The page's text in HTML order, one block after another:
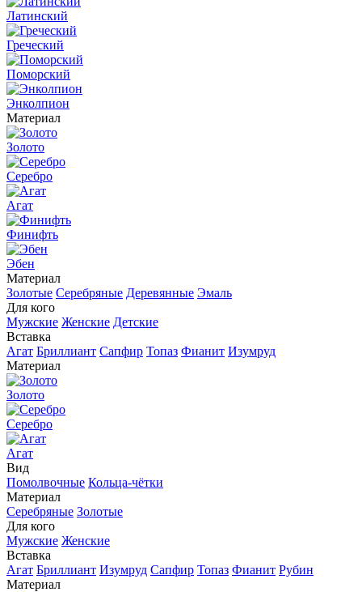
Латинский
Греческий
Поморский
Энколпион
Материал
Золото
Серебро
Агат
Финифть
Эбен
Материал
Золотые Серебряные Деревянные Эмаль
Для кого
Мужские Женские Детские
Вставка
Агат Бриллиант Сапфир Топаз Фианит Изумруд
Материал
Золото
Серебро
Агат
Вид
Помолвочные Кольца-чётки
Материал
Серебряные Золотые
Для кого
Мужские Женские
Вставка
Агат Бриллиант Изумруд Сапфир Топаз Фианит Рубин
Материал